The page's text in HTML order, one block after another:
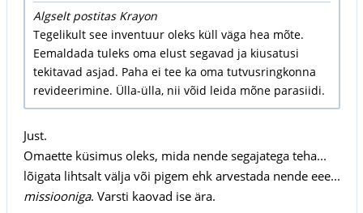
Algselt postitas Krayon
Tegelikult see inventuur oleks küll väga hea mõte.
Eemaldada tuleks oma elust segavad ja kiusatusi
tekitavad asjad. Paha ei tee ka oma tutvusringkonna
revideerimine. Ülla-ülla, nii võid leida mõne parasiidi.
Just.
Omaette küsimus oleks, mida nende segajatega teha...
lõigata lihtsalt välja või pigem ehk arvestada nende eee...
missiooniga. Varsti kaovad ise ära.